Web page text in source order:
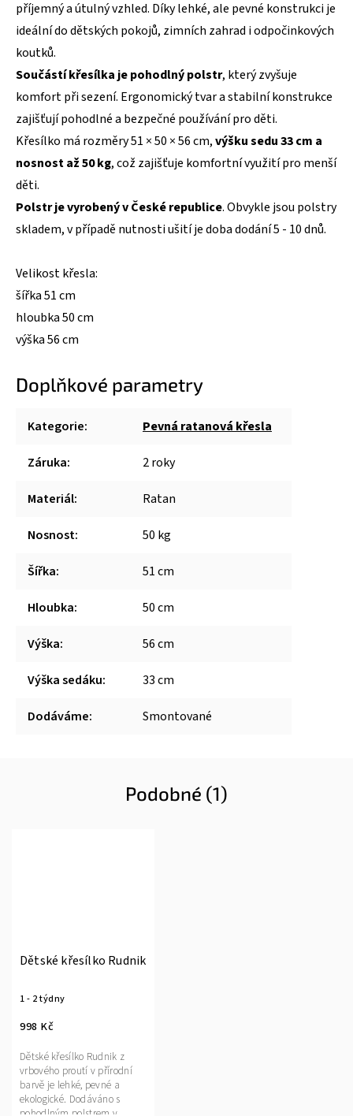
příjemný a útulný vzhled. Díky lehké, ale pevné konstrukci je
ideální do dětských pokojů, zimních zahrad i odpočinkových
koutků.
Součástí křesílka je pohodlný polstr, který zvyšuje
komfort při sezení. Ergonomický tvar a stabilní konstrukce
zajišťují pohodlné a bezpečné používání pro děti.
Křesílko má rozměry 51 × 50 × 56 cm,výšku sedu 33 cm a
nosnost až 50 kg, což zajišťuje komfortní využití pro menší
děti.
Polstr je vyrobený v České republice. Obvykle jsou polstry
skladem, v případě nutnosti ušití je doba dodání 5 - 10 dnů.
Velikost křesla:
šířka 51 cm
hloubka 50 cm
výška 56 cm
Doplňkové parametry
Kategorie: Pevná ratanová křesla
Záruka: 2 roky
Materiál: Ratan
Nosnost: 50 kg
Šířka: 51 cm
Hloubka: 50 cm
Výška: 56 cm
Výška sedáku: 33 cm
Dodáváme: Smontované
Podobné (1)
Dětské křesílko Rudnik
1 - 2 týdny
998 Kč
Dětské křesílko Rudnik z
vrbového proutí v přírodní
barvě je lehké, pevné a
ekologické. Dodáváno s